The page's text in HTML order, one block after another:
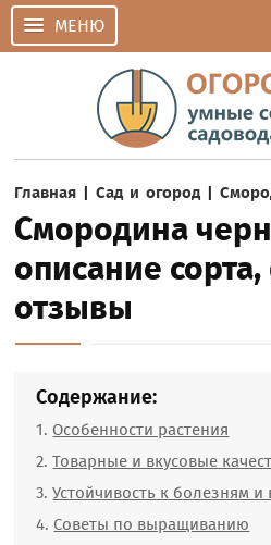
МЕНЮ
Главная |Сад и огород |
Смородина
описание
отзывы
Содержание:
Особенности растения
Товарные и вкусовые
Устойчивость к болезням и
Советы по выращиванию